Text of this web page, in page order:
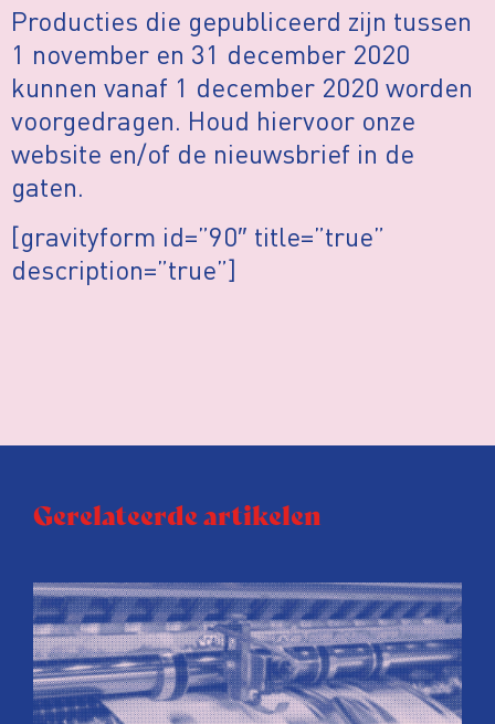
Producties die gepubliceerd zijn tussen
1 november en 31 december 2020
kunnen vanaf 1 december 2020 worden
voorgedragen. Houd hiervoor onze
website en/of de nieuwsbrief in de
gaten.
[gravityform id=”90″ title=”true”
description=”true”]
Gerelateerde artikelen